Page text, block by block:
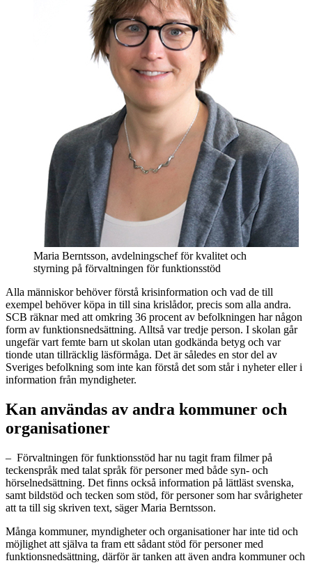
Maria Berntsson, avdelningschef för kvalitet och
styrning på förvaltningen för funktionsstöd
Alla människor behöver förstå krisinformation och vad de till
exempel behöver köpa in till sina krislådor, precis som alla andra.
SCB räknar med att omkring 36 procent av befolkningen har någon
form av funktionsnedsättning. Alltså var tredje person. I skolan går
ungefär vart femte barn ut skolan utan godkända betyg och var
tionde utan tillräcklig läsförmåga. Det är således en stor del av
Sveriges befolkning som inte kan förstå det som står i nyheter eller i
information från myndigheter.
Kan användas av andra kommuner och
organisationer
– Förvaltningen för funktionsstöd har nu tagit fram filmer på
teckenspråk med talat språk för personer med både syn- och
hörselnedsättning. Det finns också information på lättläst svenska,
samt bildstöd och tecken som stöd, för personer som har svårigheter
att ta till sig skriven text, säger Maria Berntsson.
Många kommuner, myndigheter och organisationer har inte tid och
möjlighet att själva ta fram ett sådant stöd för personer med
funktionsnedsättning, därför är tanken att även andra kommuner och